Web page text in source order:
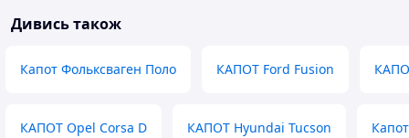
Дивись також
Капот Фольксваген Поло КАПОТ Ford Fusion
КАПОТ Opel Corsa D КАПОТ Hyundai Tucson